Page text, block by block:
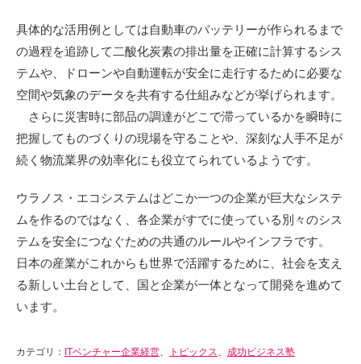
具体的な活用例としては自動車のバッテリーが作られるまで
の過程を追跡して二酸化炭素の排出量を正確に計算するシス
テムや、ドローンや自動運転が安全に走行するために必要な
空間や気象のデータを共有する仕組みなどが挙げられます。
さらに災害時に部品の調達がどこで滞っているかを瞬時に
把握してものづくりの現場を守ることや、深刻な人手不足が
続く物流業界の効率化にも役立てられているようです。
ウラノス・エコシステムはどこか一つの企業が巨大なシステ
ムを作るのではなく、各企業がすでに使っている別々のシス
テムを安全につなぐための共通のルールやインフラです。
日本の産業がこれからも世界で活躍するために、社会を支え
る新しい土台として、国と企業が一体となって開発を進めて
います。
カテゴリ： ITベンチャー企業経営、 トピックス、 成功ビジネス塾